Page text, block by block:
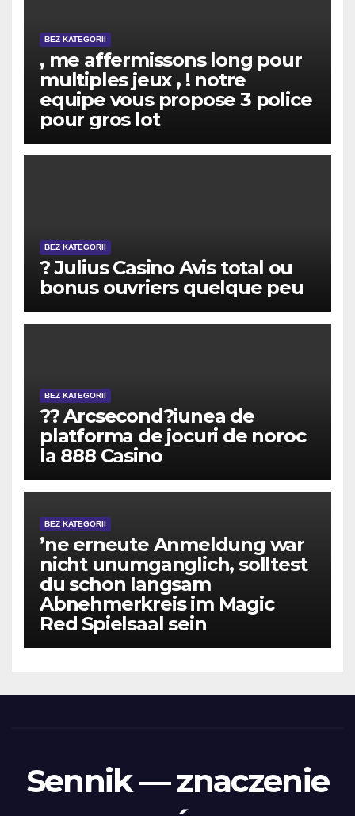
BEZ KATEGORII
, me affermissons long pour
multiples jeux , ! notre
equipe vous propose 3 police
pour gros lot
BEZ KATEGORII
? Julius Casino Avis total ou
bonus ouvriers quelque peu
BEZ KATEGORII
?? Arcsecond?iunea de
platforma de jocuri de noroc
la 888 Casino
BEZ KATEGORII
’ne erneute Anmeldung war
nicht unumganglich, solltest
du schon langsam
Abnehmerkreis im Magic
Red Spielsaal sein
Sennik — znaczenie